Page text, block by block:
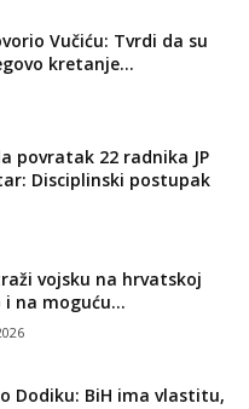
Vučiću: Tvrdi da su
kretanje...
povratak 22 radnika JP
Disciplinski postupak
vojsku na hrvatskoj
na moguću...
Dodiku: BiH ima vlastitu,